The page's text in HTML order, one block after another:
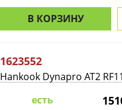
В КОРЗИНУ
1623552
Hankook Dynapro AT2 RF11
есть